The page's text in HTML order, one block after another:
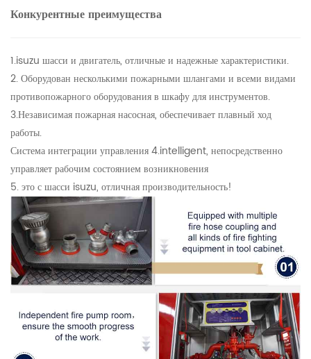
Конкурентные преимущества
1.isuzu шасси и двигатель, отличные и надежные характеристики.
2. Оборудован несколькими пожарными шлангами и всеми видами
противопожарного оборудования в шкафу для инструментов.
3.Независимая пожарная насосная, обеспечивает плавный ход
работы.
Система интеграции управления 4.intelligent, непосредственно
управляет рабочим состоянием возникновения
5. это с шасси isuzu, отличная производительность!